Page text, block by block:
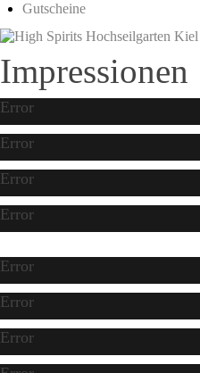
Gutscheine
Impressionen
Error
Error
Error
Error
Error
Error
Error